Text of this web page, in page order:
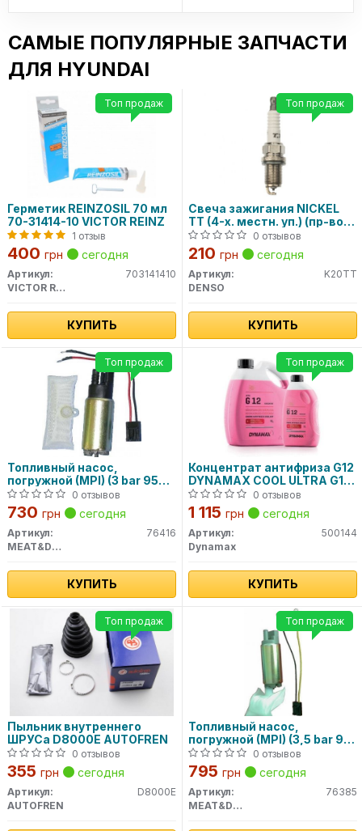
САМЫЕ ПОПУЛЯРНЫЕ ЗАПЧАСТИ
ДЛЯ HYUNDAI
Герметик REINZOSIL 70 мл
70-31414-10 VICTOR REINZ
1 отзыв
400 грн сегодня
Артикул:
703141410
VICTOR REINZ
КУПИТЬ
Топ продаж
Свеча зажигания NICKEL
TT (4-х. местн. уп.) (пр-во
DENSO)
0 отзывов
210 грн сегодня
Артикул:
K20TT
DENSO
КУПИТЬ
Топ продаж
Топливный насос,
погружной (MPI) (3 bar 95
l/h) 76416 MEAT&DORIA
0 отзывов
730 грн сегодня
Артикул:
76416
MEAT&DORIA
КУПИТЬ
Топ продаж
Концентрат антифриза G12
DYNAMAX COOL ULTRA G12
(4L)
0 отзывов
1 115 грн сегодня
Артикул:
500144
Dynamax
КУПИТЬ
Топ продаж
Пыльник внутреннего
ШРУСа D8000E AUTOFREN
0 отзывов
355 грн сегодня
Артикул:
D8000E
AUTOFREN
Топ продаж
Топливный насос,
погружной (MPI) (3,5 bar 90
l/h) 76385 MEAT&DORIA
0 отзывов
795 грн сегодня
Артикул:
76385
MEAT&DORIA
Топ продаж